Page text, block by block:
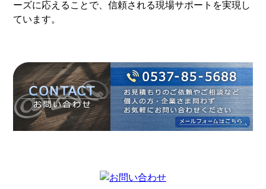
ーズに応えることで、信頼される現場サポートを実現し
ています。